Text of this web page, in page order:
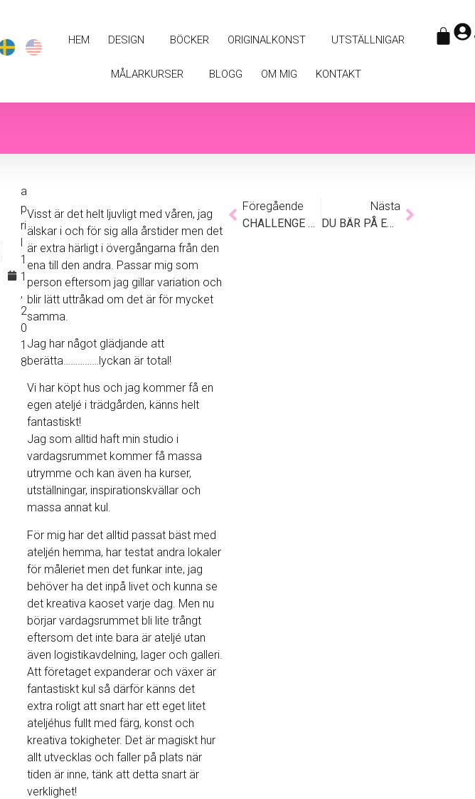
HEM DESIGN BÖCKER ORIGINALKONST UTSTÄLLNIGAR
MÅLARKURSER BLOGG OM MIG KONTAKT
a
p
ri
l
1
1
,
2
0
1
8
Visst är det helt ljuvligt med våren, jag
älskar i och för sig alla årstider men det
är extra härligt i övergångarna från den
ena till den andra. Passar mig som
person eftersom jag gillar variation och
blir lätt uttråkad om det är för mycket
samma.
Jag har något glädjande att
berätta……………lyckan är total!
Vi har köpt hus och jag kommer få en
egen ateljé i trädgården, känns helt
fantastiskt!
Jag som alltid haft min studio i
vardagsrummet kommer få massa
utrymme och kan även ha kurser,
utställningar, inspirationskvällar och
massa annat kul.
För mig har det alltid passat bäst med
ateljén hemma, har testat andra lokaler
för måleriet men det funkar inte, jag
behöver ha det inpå livet och kunna se
det kreativa kaoset varje dag. Men nu
börjar vardagsrummet bli lite trångt
eftersom det inte bara är ateljé utan
även logistikavdelning, lager och galleri.
Att företaget expanderar och växer är
fantastiskt kul så därför känns det
extra roligt att snart har ett eget litet
ateljéhus fullt med färg, konst och
kreativa tokigheter. Det är magiskt hur
allt utvecklas och faller på plats när
tiden är inne, tänk att detta snart är
verklighet!
Föregående
CHALLENGE – KREATIVA APRIL
Nästa
DU BÄR PÅ EN SKATT